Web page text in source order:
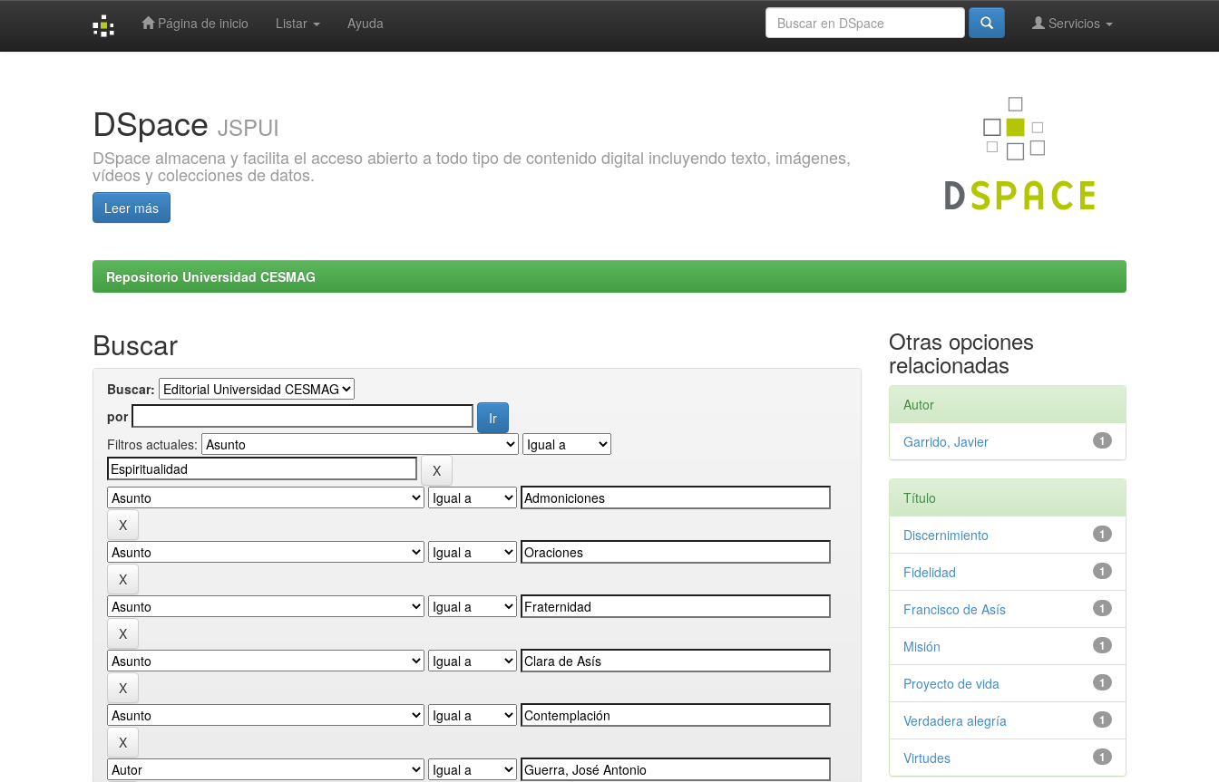
Página de inicio Listar Ayuda Servicios
DSpace JSPUI
DSpace almacena y facilita el acceso abierto a todo tipo de contenido digital incluyendo texto, imágenes,
vídeos y colecciones de datos.
Leer más
Repositorio Universidad CESMAG
Buscar
Buscar:
por
Filtros actuales:
Otras opciones
relacionadas
Autor
1
Garrido, Javier
Título
1
Discernimiento
1
Fidelidad
1
Francisco de Asís
1
Misión
1
Proyecto de vida
1
Verdadera alegría
1
Virtudes